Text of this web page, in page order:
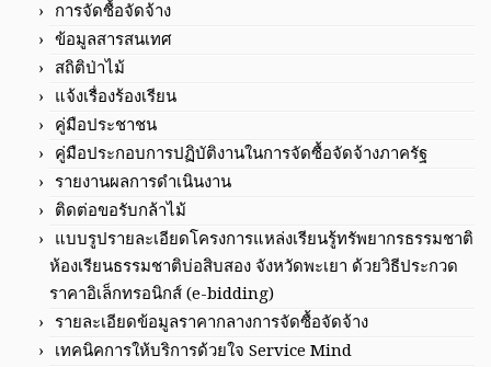
การจัดซื้อจัดจ้าง
ข้อมูลสารสนเทศ
สถิติป่าไม้
แจ้งเรื่องร้องเรียน
คู่มือประชาชน
คู่มือประกอบการปฏิบัติงานในการจัดซื้อจัดจ้างภาครัฐ
รายงานผลการดำเนินงาน
ติดต่อขอรับกล้าไม้
แบบรูปรายละเอียดโครงการแหล่งเรียนรู้ทรัพยากรธรรมชาติ
ห้องเรียนธรรมชาติบ่อสิบสอง จังหวัดพะเยา ด้วยวิธีประกวด
ราคาอิเล็กทรอนิกส์ (e-bidding)
รายละเอียดข้อมูลราคากลางการจัดซื้อจัดจ้าง
เทคนิคการให้บริการด้วยใจ Service Mind